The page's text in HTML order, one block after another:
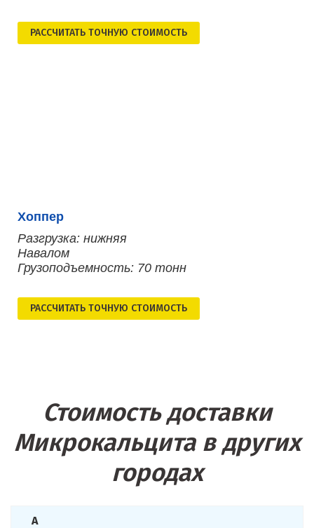
РАСCЧИТАТЬ ТОЧНУЮ СТОИМОСТЬ
Хоппер
Разгрузка: нижняя
Навалом
Грузоподъемность: 70 тонн
РАСCЧИТАТЬ ТОЧНУЮ СТОИМОСТЬ
Стоимость доставки
Микрокальцита в других
городах
А